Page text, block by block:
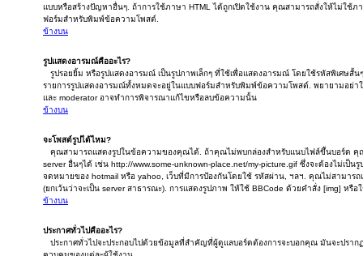
แบบหรือสร้างปัญหาอื่นๆ. ถ้าการใช้ภาษา HTML ได้ถูกเปิดใช้งาน คุณสามารถสั่งให้ไม่ใช้
ฟอร์มสำหรับพิมพ์ข้อความโพสต์.
ข้างบน
รูปแสดงอารมณ์คืออะไร?
รูปรอยยิ้ม หรือรูปแสดงอารมณ์ เป็นรูปภาพเล็กๆ ที่ใช้เพื่อแสดงอารมณ์ โดยใช้รหัสพิเศษสั้
รายการรูปแสดงอารมณ์ทั้งหมดจะอยู่ในแบบฟอร์มสำหรับพิมพ์ข้อความโพสต์. พยายามอย่าใ
และ moderator อาจทำการพิจารณาแก้ไขหรือลบข้อความนั้น
ข้างบน
จะโพสต์รูปได้ไหม?
คุณสามารถแสดงรูปในข้อความของคุณได้. ถ้าคุณไม่พบกล่องสำหรับแนบไฟล์ขึ้นบอร์ด คุณ
server อื่นๆได้ เช่น http://www.some-unknown-place.net/my-picture.gif ซึ่งจะต้องไม่เป็
จดหมายของ hotmail หรือ yahoo, เว็บที่มีการป้องกันโดยใช้ รหัสผ่าน, ฯลฯ. คุณไม่สามาร
(ยกเว้นว่าจะเป็น server สาธารณะ). การแสดงรูปภาพ ให้ใช้ BBCode ด้วยคำสั่ง [img] ห
ข้างบน
ประกาศทั่วไปคืออะไร?
ประกาศทั่วไปจะประกอบไปด้วยข้อมูลที่สำคัญที่ผู้ดูแลบอร์ดต้องการจะบอกคุณ มันจะปรา